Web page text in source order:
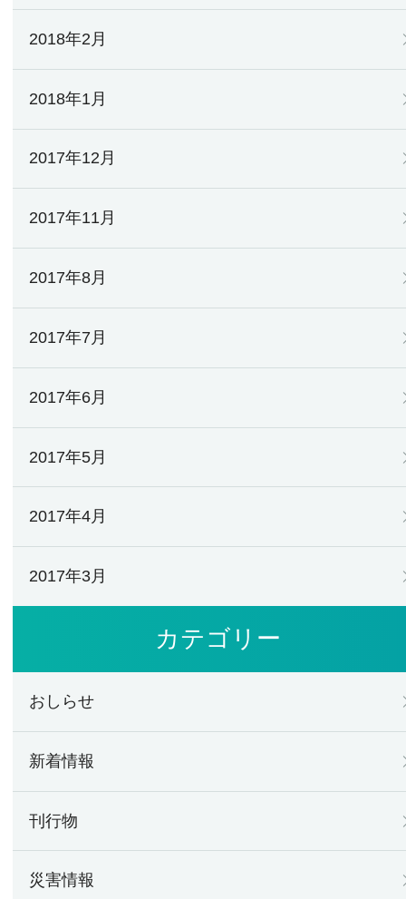
2018年2月
2018年1月
2017年12月
2017年11月
2017年8月
2017年7月
2017年6月
2017年5月
2017年4月
2017年3月
カテゴリー
おしらせ
新着情報
刊行物
災害情報